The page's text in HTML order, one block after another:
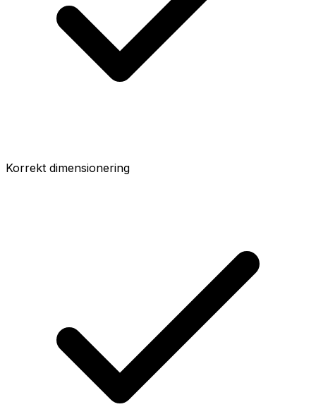
Korrekt dimensionering